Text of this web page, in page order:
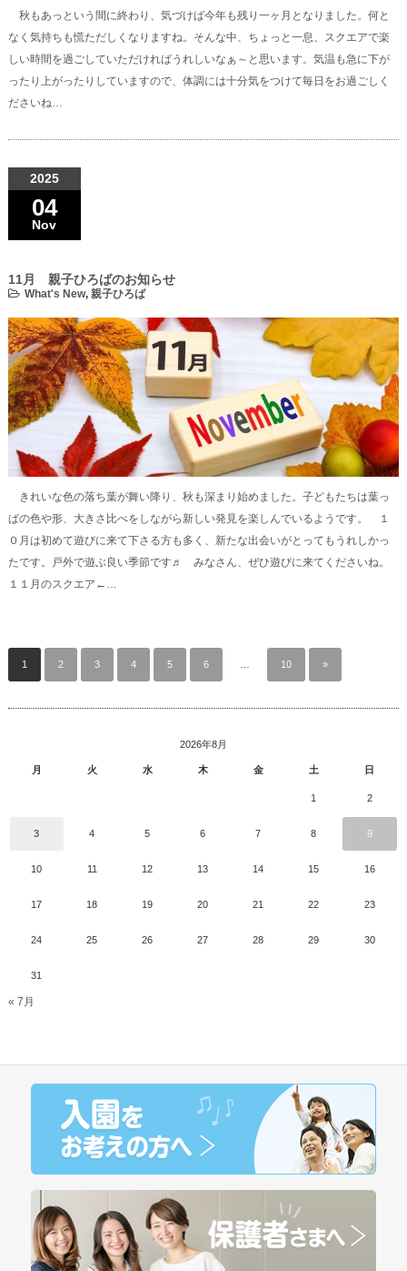
秋もあっという間に終わり、気づけば今年も残り一ヶ月となりました。何と
なく気持ちも慌ただしくなりますね。そんな中、ちょっと一息、スクエアで楽
しい時間を過ごしていただければうれしいなぁ～と思います。気温も急に下が
ったり上がったりしていますので、体調には十分気をつけて毎日をお過ごしく
ださいね…
2025
04
Nov
11月 親子ひろばのお知らせ
What's New, 親子ひろば
きれいな色の落ち葉が舞い降り、秋も深まり始めました。子どもたちは葉っ
ぱの色や形、大きさ比べをしながら新しい発見を楽しんでいるようです。 １
０月は初めて遊びに来て下さる方も多く、新たな出会いがとってもうれしかっ
たです。戸外で遊ぶ良い季節です♬ みなさん、ぜひ遊びに来てくださいね。
１１月のスクエア←…
1 2 3 4 5 6 10 »
2026年8月
月 火 水 木 金 土 日
1 2
3 4 5 6 7 8 9
10 11 12 13 14 15 16
17 18 19 20 21 22 23
24 25 26 27 28 29 30
31
« 7月